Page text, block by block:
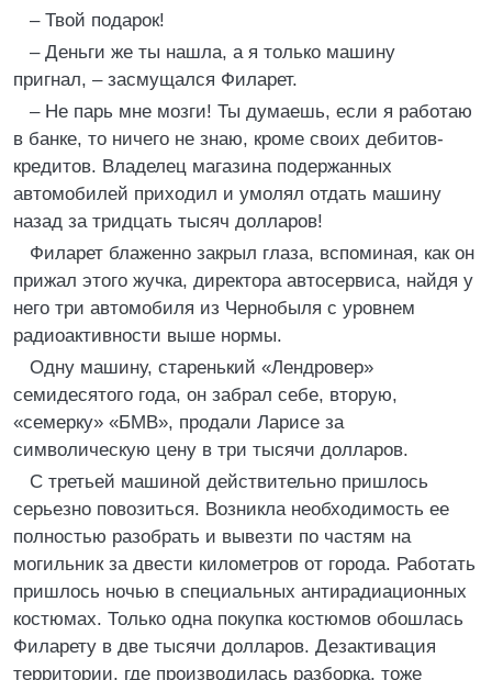
– Твой подарок!
– Деньги же ты нашла, а я только машину
пригнал, – засмущался Филарет.
– Не парь мне мозги! Ты думаешь, если я работаю
в банке, то ничего не знаю, кроме своих дебитов-
кредитов. Владелец магазина подержанных
автомобилей приходил и умолял отдать машину
назад за тридцать тысяч долларов!
Филарет блаженно закрыл глаза, вспоминая, как он
прижал этого жучка, директора автосервиса, найдя у
него три автомобиля из Чернобыля с уровнем
радиоактивности выше нормы.
Одну машину, старенький «Лендровер»
семидесятого года, он забрал себе, вторую,
«семерку» «БМВ», продали Ларисе за
символическую цену в три тысячи долларов.
С третьей машиной действительно пришлось
серьезно повозиться. Возникла необходимость ее
полностью разобрать и вывезти по частям на
могильник за двести километров от города. Работать
пришлось ночью в специальных антирадиационных
костюмах. Только одна покупка костюмов обошлась
Филарету в две тысячи долларов. Дезактивация
территории, где производилась разборка, тоже